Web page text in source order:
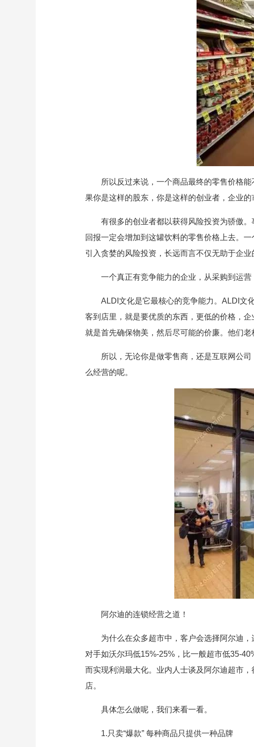
所以反过来说，一个商品最终的零售价格
果你是这样的股东，你是这样的创业者，企业的
有很多的创业者都以获得风险投资为骄傲
回报一定会增加到这罐饮料的零售价格上去。
引入贪婪的风险投资，长远而言不仅无助于企业
一个真正有竞争能力的企业，从采购到运
ALDI文化是它最核心的竞争能力。ALDI文
客到店里，就是要优质的东西，更低的价格，
就是首先确保物美，然后尽可能的价廉。他们
所以，无论你是做零售商，还是互联网公
么经营的呢。
阿尔迪的连锁经营之道！
为什么在众多超市中，客户会选择阿尔迪
对手如沃尔玛低15%-25%，比一般超市低35-
而实现利润最大化。业内人士谈及阿尔迪超市
店。
具体怎么做呢，我们来看一看。
1.只卖“爆款” 每种商品只提供一种品牌